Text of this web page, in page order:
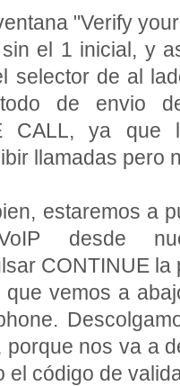
"Verify
el 1 inicial, y
selector de al
de envio
CALL, ya que
llamadas pero
estaremos a
desde
CONTINUE
vemos a
porque nos va a
el código de